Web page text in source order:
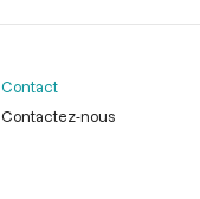
Contact
Contactez-nous